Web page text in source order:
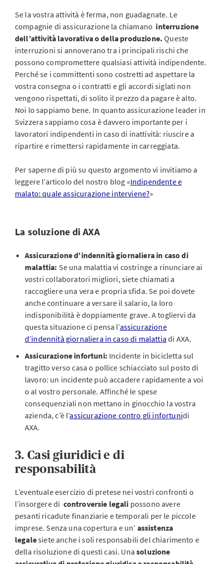
Se la vostra attività è ferma, non guadagnate. Le
compagnie di assicurazione la chiamano interruzione
dell’attività lavorativa o della produzione. Queste
interruzioni si annoverano tra i principali rischi che
possono compromettere qualsiasi attività indipendente.
Perché se i committenti sono costretti ad aspettare la
vostra consegna o i contratti e gli accordi siglati non
vengono rispettati, di solito il prezzo da pagare è alto.
Noi lo sappiamo bene. In quanto assicurazione leader in
Svizzera sappiamo cosa è davvero importante per i
lavoratori indipendenti in caso di inattività: riuscire a
ripartire e rimettersi rapidamente in carreggiata.
Per saperne di più su questo argomento vi invitiamo a
leggere l’articolo del nostro blog «Indipendente e
malato: quale assicurazione interviene?»
La soluzione di AXA
Assicurazione d'indennità giornaliera in caso di
malattia: Se una malattia vi costringe a rinunciare ai
vostri collaboratori migliori, siete chiamati a
raccogliere una vera e propria sfida. Se poi dovete
anche continuare a versare il salario, la loro
indisponibilità è doppiamente grave. A togliervi da
questa situazione ci pensa l’assicurazione
d’indennità giornaliera in caso di malattia di AXA.
Assicurazione infortuni: Incidente in bicicletta sul
tragitto verso casa o pollice schiacciato sul posto di
lavoro: un incidente può accadere rapidamente a voi
o al vostro personale. Affinché le spese
consequenziali non mettano in ginocchio la vostra
azienda, c’è l’assicurazione contro gli infortunidi
AXA.
3. Casi giuridici e di
responsabilità
L’eventuale esercizio di pretese nei vostri confronti o
l’insorgere di controversie legali possono avere
pesanti ricadute finanziarie e temporali per le piccole
imprese. Senza una copertura e un’ assistenza
legalesiete anche i soli responsabili del chiarimento e
della risoluzione di questi casi. Una soluzione